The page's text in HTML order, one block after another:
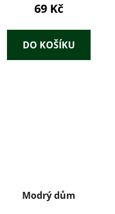
69 Kč
DO KOŠÍKU
Modrý dům